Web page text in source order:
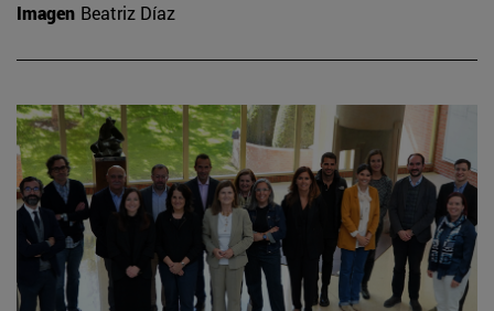
Imagen Beatriz Díaz